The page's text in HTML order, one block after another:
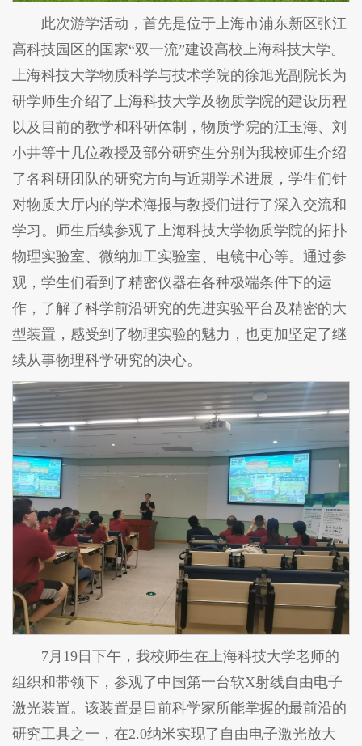
此次游学活动，首先是位于上海市浦东新区张江
高科技园区的国家“双一流”建设高校上海科技大学。
上海科技大学物质科学与技术学院的徐旭光副院长为
研学师生介绍了上海科技大学及物质学院的建设历程
以及目前的教学和科研体制，物质学院的江玉海、刘
小井等十几位教授及部分研究生分别为我校师生介绍
了各科研团队的研究方向与近期学术进展，学生们针
对物质大厅内的学术海报与教授们进行了深入交流和
学习。师生后续参观了上海科技大学物质学院的拓扑
物理实验室、微纳加工实验室、电镜中心等。通过参
观，学生们看到了精密仪器在各种极端条件下的运
作，了解了科学前沿研究的先进实验平台及精密的大
型装置，感受到了物理实验的魅力，也更加坚定了继
续从事物理科学研究的决心。
7月19日下午，我校师生在上海科技大学老师的
组织和带领下，参观了中国第一台软X射线自由电子
激光装置。该装置是目前科学家所能掌握的最前沿的
研究工具之一，在2.0纳米实现了自由电子激光放大